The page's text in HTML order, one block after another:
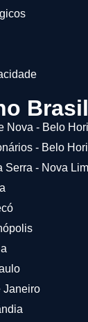
Brasil
Nova - Belo
- Belo
Serra - Nova
Janeiro